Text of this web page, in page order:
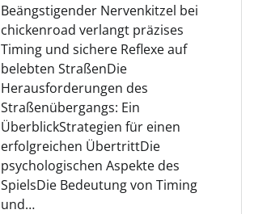
Beängstigender Nervenkitzel bei
chickenroad verlangt präzises
Timing und sichere Reflexe auf
belebten StraßenDie
Herausforderungen des
Straßenübergangs: Ein
ÜberblickStrategien für einen
erfolgreichen ÜbertrittDie
psychologischen Aspekte des
SpielsDie Bedeutung von Timing
und…